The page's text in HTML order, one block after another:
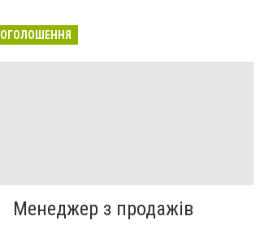
ОГОЛОШЕННЯ
Менеджер з продажів